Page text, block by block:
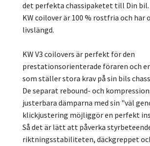
det perfekta chassipaketet till Din bil.
KW coilover är 100 % rostfria och har
livslängd.
KW V3 coilovers är perfekt för den
prestationsorienterade föraren och
som ställer stora krav på sin bils
De separat rebound- och
justerbara dämparna med sin "väl
klickjustering möjliggör en perfekt
Så det är lätt att påverka
riktningsstabiliteten, däckgreppet